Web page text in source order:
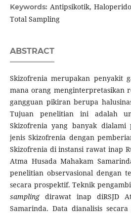
Keywords: Antipsikotik,
Total Sampling
ABSTRACT
Skizofrenia merupakan penyakit
mana orang menginterpretasikan
gangguan pikiran berupa
Tujuan penelitian ini adalah
Skizofrenia yang banyak dialami
jenis Skizofrenia dengan
Skizofrenia di instansi rawat inap
Atma Husada Mahakam
penelitian observasional dengan
secara prospektif. Teknik
samplingdirawat inap diRSJD
Samarinda. Data dianalisis